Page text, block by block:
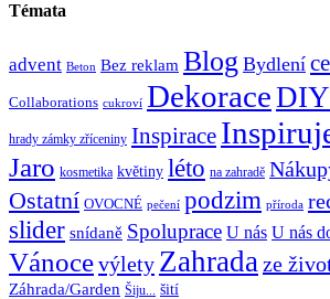
Témata
advent Beton Bez reklam Blog Bydlení
Collaborations cukroví DekoraceDIY
hrady zámky zříceniny Inspirace
Jaro kosmetika květiny léto na zahradě
Ostatní OVOCNÉ pečení podzim příroda
slider snídaně Spoluprace U nás U nás
Vánocevýlety Zahrada ze
Záhrada/Garden Šiju... šití